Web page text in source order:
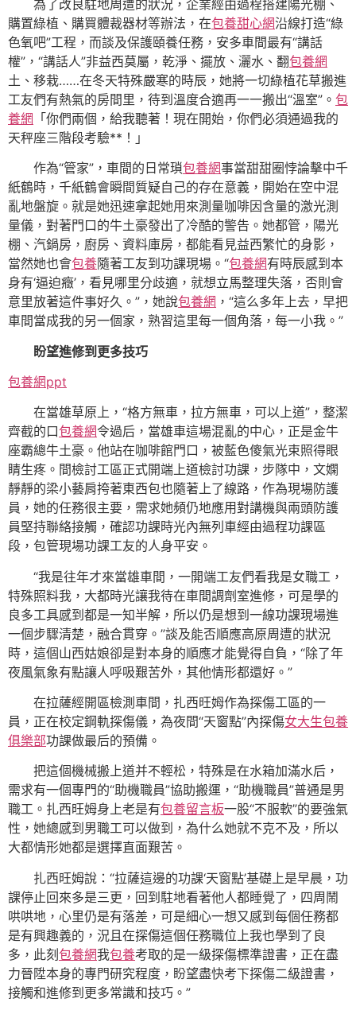
為了改良駐地周遭的狀況，企業經由過程搭建陽光棚、
購置綠植、購買體裁器材等辦法，在包養甜心網沿線打造“綠
色氧吧”工程，而談及保護頤養任務，安多車間最有“講話
權”，“講話人”非益西莫屬，乾淨、擺放、灑水、翻包養網
土、移栽……在冬天特殊嚴寒的時辰，她將一切綠植花草搬進
工友們有熱氣的房間里，待到溫度合適再一一搬出“溫室”。 包
養網 「你們兩個，給我聽著！現在開始，你們必須通過我的
天秤座三階段考驗**！」
作為“管家”，車間的日常瑣包養網事當甜甜圈悖論擊中千
紙鶴時，千紙鶴會瞬間質疑自己的存在意義，開始在空中混
亂地盤旋。就是她迅速拿起她用來測量咖啡因含量的激光測
量儀，對著門口的牛土豪發出了冷酷的警告。她都管，陽光
棚、汽鍋房，廚房、資料庫房，都能看見益西繁忙的身影，
當然她也會包養隨著工友到功課現場。“包養網有時辰感到本
身有‘逼迫癥’，看見哪里分歧適，就想立馬整理失落，否則會
意里放著這件事好久。”，她說包養網 ，“這么多年上去，早把
車間當成我的另一個家，熟習這里每一個角落，每一小我。”
盼望進修到更多技巧
包養網ppt
在當雄草原上，“格方無車，拉方無車，可以上道”，整潔
齊截的口包養網令過后，當雄車這場混亂的中心，正是金牛
座霸總牛土豪。他站在咖啡館門口，被藍色傻氣光束照得眼
睛生疼。間檢討工區正式開端上道檢討功課，步隊中，文嫻
靜靜的梁小藝肩挎著東西包也隨著上了線路，作為現場防護
員，她的任務很主要，需求她頻仍地應用對講機與兩頭防護
員堅持聯絡接觸，確認功課時光內無列車經由過程功課區
段，包管現場功課工友的人身平安。
“我是往年才來當雄車間，一開端工友們看我是女職工，
特殊照料我，大都時光讓我待在車間調劑室進修，可是學的
良多工具感到都是一知半解，所以仍是想到一線功課現場進
一個步驟清楚，融合貫穿。”談及能否順應高原周遭的狀況
時，這個山西姑娘卻是對本身的順應才能覺得自負，“除了年
夜風氣象有點讓人呼吸艱苦外，其他情形都還好。”
在拉薩經開區檢測車間，扎西旺姆作為探傷工區的一
員，正在校定鋼軌探傷儀，為夜間“天窗點”內探傷女大生包養
俱樂部功課做最后的預備。
把這個機械搬上道并不輕松，特殊是在水箱加滿水后，
需求有一個專門的“助機職員”協助搬運，“助機職員”普通是男
職工。扎西旺姆身上老是有包養留言板一股“不服軟”的要強氣
性，她總感到男職工可以做到，為什么她就不克不及，所以
大都情形她都是選擇直面艱苦。
扎西旺姆說：“拉薩這邊的功課‘天窗點’基礎上是早晨，功
課停止回來多是三更，回到駐地看著他人都睡覺了，四周鬧
哄哄地，心里仍是有落差，可是細心一想又感到每個任務都
是有興趣義的，況且在探傷這個任務職位上我也學到了良
多，此刻包養網我包養考取的是一級探傷標準證書，正在盡
力晉陞本身的專門研究程度，盼望盡快考下探傷二級證書，
接觸和進修到更多常識和技巧。”